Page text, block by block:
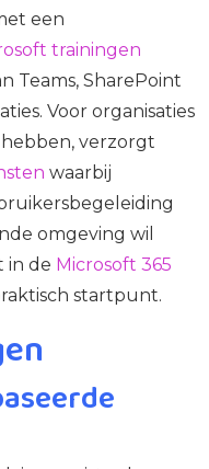
een
trainingen
Teams, SharePoint
Voor organisaties
verzorgt
waarbij
omgeving wil
in de Microsoft 365
startpunt.